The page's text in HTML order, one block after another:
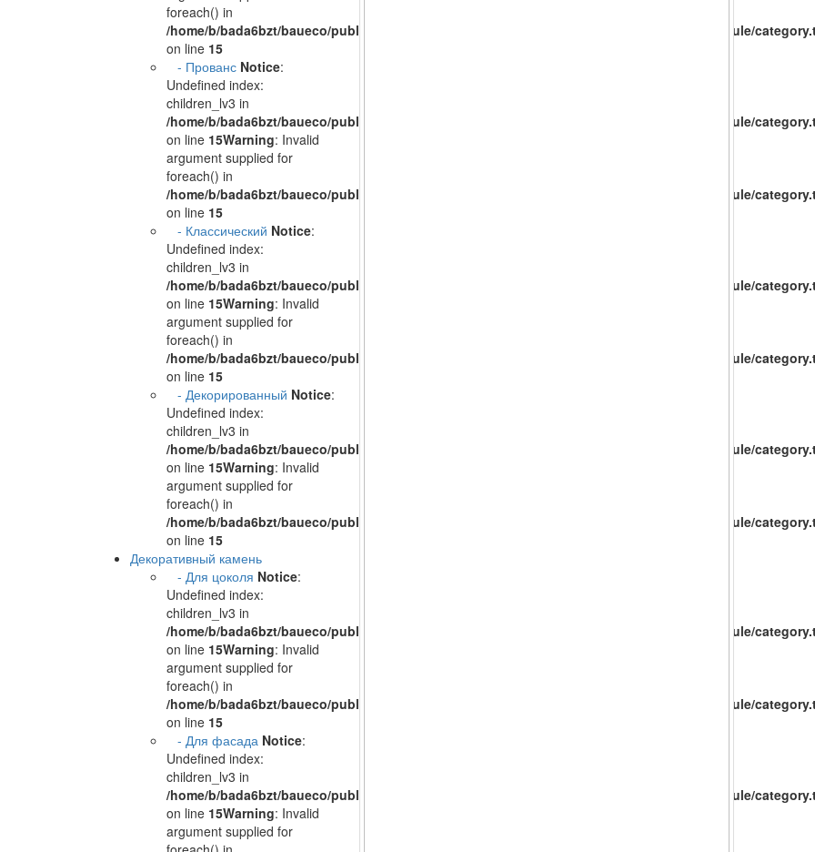
foreach() in
/home/b/bada6bzt/baueco/public_html/catalog/view/theme/baueco/template/extension/module/
on line 15
- Прованс Notice:
Undefined index:
children_lv3 in
/home/b/bada6bzt/baueco/public_html/catalog/view/theme/baueco/template/extension/module/
on line 15Warning: Invalid
argument supplied for
foreach() in
/home/b/bada6bzt/baueco/public_html/catalog/view/theme/baueco/template/extension/module/
on line 15
- Классический Notice:
Undefined index:
children_lv3 in
/home/b/bada6bzt/baueco/public_html/catalog/view/theme/baueco/template/extension/module/
on line 15Warning: Invalid
argument supplied for
foreach() in
/home/b/bada6bzt/baueco/public_html/catalog/view/theme/baueco/template/extension/module/
on line 15
- Декорированный Notice:
Undefined index:
children_lv3 in
/home/b/bada6bzt/baueco/public_html/catalog/view/theme/baueco/template/extension/module/
on line 15Warning: Invalid
argument supplied for
foreach() in
/home/b/bada6bzt/baueco/public_html/catalog/view/theme/baueco/template/extension/module/
on line 15
Декоративный камень
- Для цоколя Notice:
Undefined index:
children_lv3 in
/home/b/bada6bzt/baueco/public_html/catalog/view/theme/baueco/template/extension/module/
on line 15Warning: Invalid
argument supplied for
foreach() in
/home/b/bada6bzt/baueco/public_html/catalog/view/theme/baueco/template/extension/module/
on line 15
- Для фасада Notice:
Undefined index:
children_lv3 in
/home/b/bada6bzt/baueco/public_html/catalog/view/theme/baueco/template/extension/module/
on line 15Warning: Invalid
argument supplied for